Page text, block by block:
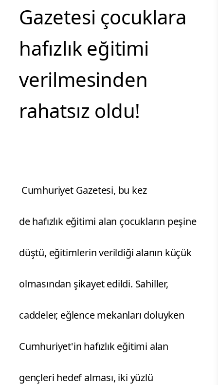
Gazetesi çocuklara
hafızlık eğitimi
verilmesinden
rahatsız oldu!
Cumhuriyet Gazetesi, bu kez
de hafızlık eğitimi alan çocukların peşine
düştü, eğitimlerin verildiği alanın küçük
olmasından şikayet edildi. Sahiller,
caddeler, eğlence mekanları doluyken
Cumhuriyet'in hafızlık eğitimi alan
gençleri hedef alması, iki yüzlü